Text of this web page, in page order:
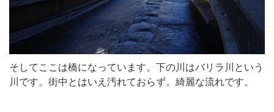
そしてここは橋になっています。下の川はバリラ川という
川です。街中とはいえ汚れておらず。綺麗な流れです。